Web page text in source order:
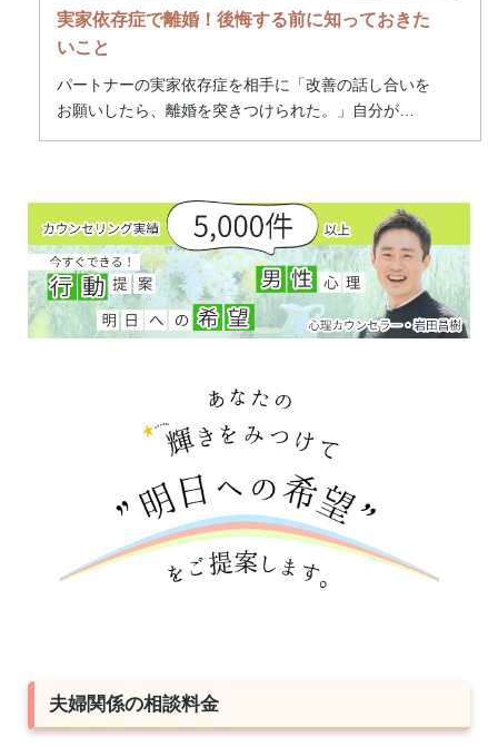
実家依存症で離婚！後悔する前に知っておきた
いこと
パートナーの実家依存症を相手に「改善の話し合いを
お願いしたら、離婚を突きつけられた。」自分が
夫婦関係の相談料金